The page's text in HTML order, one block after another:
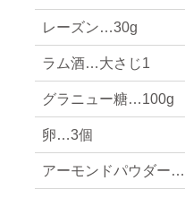
レーズン…30g
ラム酒…大さじ1
グラニュー糖…100g
卵…3個
アーモンドパウダー